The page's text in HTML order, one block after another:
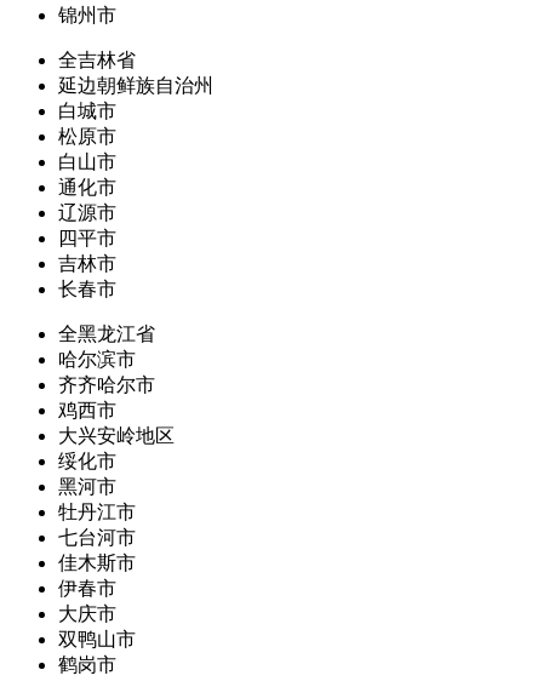
锦州市
全吉林省
延边朝鲜族自治州
白城市
松原市
白山市
通化市
辽源市
四平市
吉林市
长春市
全黑龙江省
哈尔滨市
齐齐哈尔市
鸡西市
大兴安岭地区
绥化市
黑河市
牡丹江市
七台河市
佳木斯市
伊春市
大庆市
双鸭山市
鹤岗市